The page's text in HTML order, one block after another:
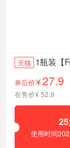
天猫 1瓶装【
券后价¥27.9
在售价¥ 52.9
使用时间